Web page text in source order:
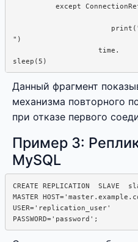
except
")
                    time.
Данный фрагмент
механизма повторного
при отказе первого
Пример 3:
MySQL
CREATE REPLICATION  SLAVE
MASTER
USER='replication_user'